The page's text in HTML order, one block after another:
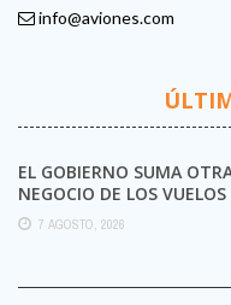
info@aviones.com
EL GOBIERNO SUMA
NEGOCIO DE LOS
7 AGOSTO, 2026